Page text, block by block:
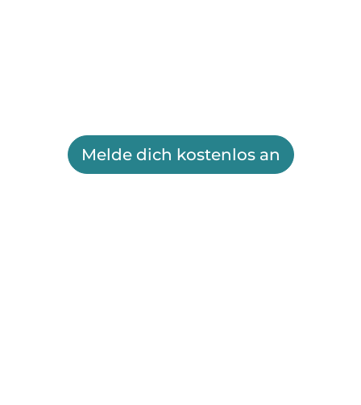
Melde dich kostenlos an